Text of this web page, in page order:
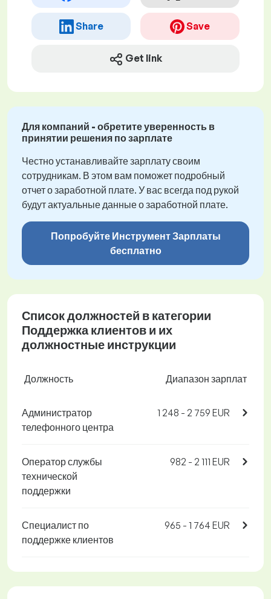
Share Save
Get link
Для компаний - обретите уверенность в
принятии решения по зарплате
Честно устанавливайте зарплату своим
сотрудникам. В этом вам поможет подробный
отчет о заработной плате. У вас всегда под рукой
будут актуальные данные о заработной плате.
Попробуйте Инструмент Зарплаты
бесплатно
Список должностей в категории
Поддержка клиентов и их
должностные инструкции
Должность Диапазон зарплат
Администратор
телефонного центра
1 248 - 2 759 EUR
Оператор службы
технической
поддержки
982 - 2 111 EUR
Специалист по
поддержке клиентов
965 - 1 764 EUR